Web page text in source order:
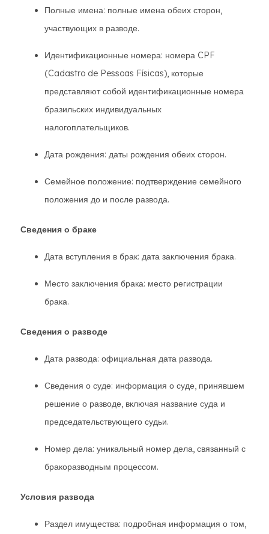
Полные имена: полные имена обеих сторон,
участвующих в разводе.
Идентификационные номера: номера CPF
(Cadastro de Pessoas Físicas), которые
представляют собой идентификационные номера
бразильских индивидуальных
налогоплательщиков.
Дата рождения: даты рождения обеих сторон.
Семейное положение: подтверждение семейного
положения до и после развода.
Сведения о браке
Дата вступления в брак: дата заключения брака.
Место заключения брака: место регистрации
брака.
Сведения о разводе
Дата развода: официальная дата развода.
Сведения о суде: информация о суде, принявшем
решение о разводе, включая название суда и
председательствующего судьи.
Номер дела: уникальный номер дела, связанный с
бракоразводным процессом.
Условия развода
Раздел имущества: подробная информация о том,